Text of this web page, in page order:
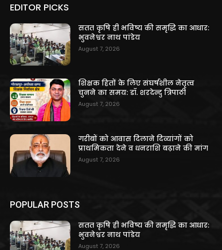
EDITOR PICKS
सतत कृषि ही भविष्य की समृद्धि का आधार:
भुवनेश्वर नाथ पांडेय
August 7, 2026
शिक्षक हितों के लिए संघर्षशील नेतृत्व
चुनने का समय: डॉ. शरदेन्दु त्रिपाठी
August 7, 2026
गरीबों को आवास दिलाने दिव्यांगों को
प्राथमिकता देने व धनराशि बढ़ाने की मांग
August 7, 2026
POPULAR POSTS
सतत कृषि ही भविष्य की समृद्धि का आधार:
भुवनेश्वर नाथ पांडेय
August 7, 2026